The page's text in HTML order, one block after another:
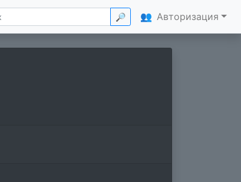
🔎 👥 Авторизация